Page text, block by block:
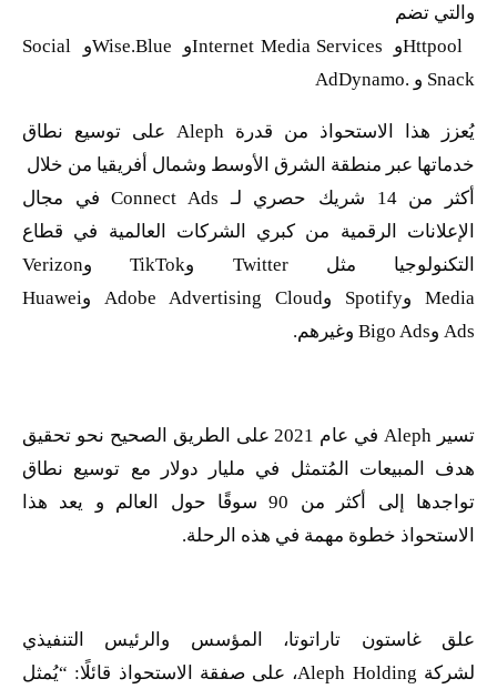
والتي تضم
Httpoolو Internet Media Servicesو Wise.Blueو
Social
Snack و .
AdDynamo
يُعزز هذا الاستحواذ من قدرة Aleph على توسيع نطاق
خدماتها عبر منطقة الشرق الأوسط وشمال أفريقيا من خلال
أكثر من 14 شريك حصري لـ
Connect Adsفي مجال
الإعلانات الرقمية من كبري الشركات العالمية في قطاع
التكنولوجيا مثلTwitter وTikTokوVerizon
Media وSpotify وAdobe Advertising Cloud وHuawei
Ads وBigo Ads وغيرهم.
تسير Aleph
في عام 2021 على الطريق الصحيح نحو تحقيق
هدف المبيعات المُتمثل في مليار دولار مع توسيع نطاق
تواجدها إلى أكثر من 90 سوقًا حول العالم و يعد هذا
الاستحواذ خطوة مهمة في هذه الرحلة.
علق غاستون تاراتوتا، المؤسس والرئيس التنفيذي
لشركة Aleph Holding، على صفقة الاستحواذ قائلًا: “يُمثل